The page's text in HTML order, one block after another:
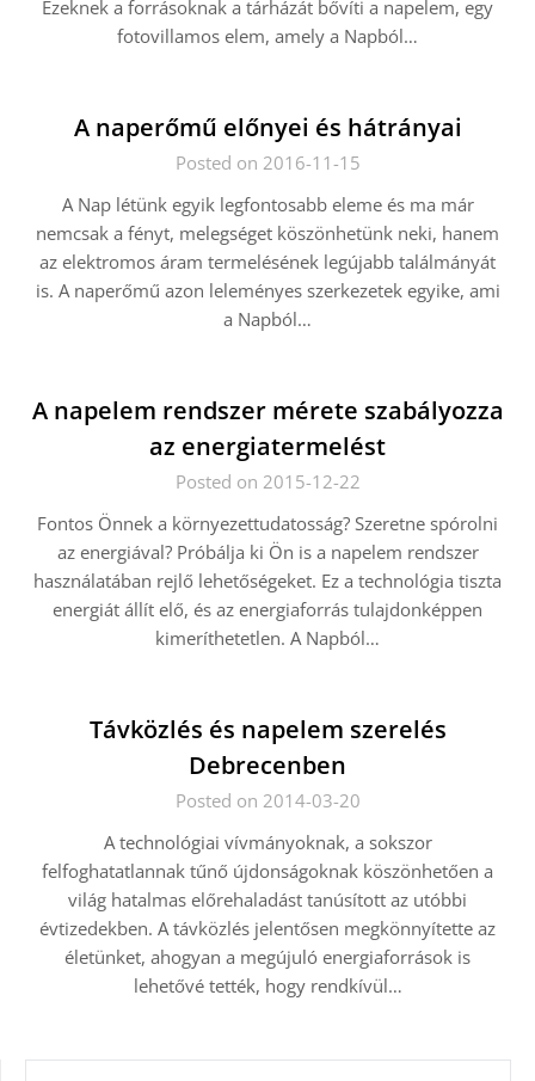
Ezeknek a forrásoknak a tárházát bővíti a napelem, egy
fotovillamos elem, amely a Napból…
A naperőmű előnyei és hátrányai
Posted on 2016-11-15
A Nap létünk egyik legfontosabb eleme és ma már
nemcsak a fényt, melegséget köszönhetünk neki, hanem
az elektromos áram termelésének legújabb találmányát
is. A naperőmű azon leleményes szerkezetek egyike, ami
a Napból…
A napelem rendszer mérete szabályozza
az energiatermelést
Posted on 2015-12-22
Fontos Önnek a környezettudatosság? Szeretne spórolni
az energiával? Próbálja ki Ön is a napelem rendszer
használatában rejlő lehetőségeket. Ez a technológia tiszta
energiát állít elő, és az energiaforrás tulajdonképpen
kimeríthetetlen. A Napból…
Távközlés és napelem szerelés
Debrecenben
Posted on 2014-03-20
A technológiai vívmányoknak, a sokszor
felfoghatatlannak tűnő újdonságoknak köszönhetően a
világ hatalmas előrehaladást tanúsított az utóbbi
évtizedekben. A távközlés jelentősen megkönnyítette az
életünket, ahogyan a megújuló energiaforrások is
lehetővé tették, hogy rendkívül…